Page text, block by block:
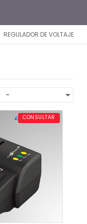
REGULADOR DE VOLTAJE
CONSULTAR